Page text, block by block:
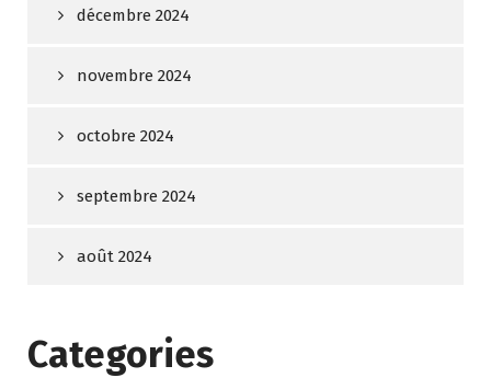
décembre 2024
novembre 2024
octobre 2024
septembre 2024
août 2024
Categories